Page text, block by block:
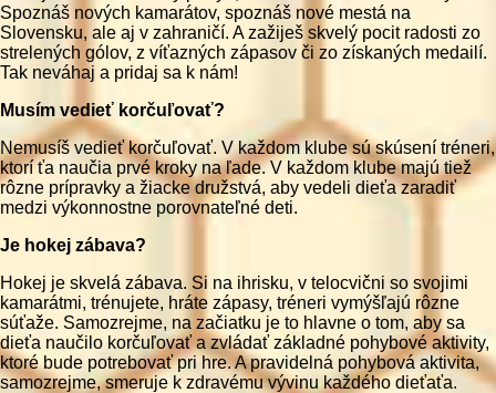
Spoznáš nových kamarátov, spoznáš nové mestá na
Slovensku, ale aj v zahraničí. A zažiješ skvelý pocit radosti zo
strelených gólov, z víťazných zápasov či zo získaných medailí.
Tak neváhaj a pridaj sa k nám!
Musím vedieť korčuľovať?
Nemusíš vedieť korčuľovať. V každom klube sú skúsení tréneri,
ktorí ťa naučia prvé kroky na ľade. V každom klube majú tiež
rôzne prípravky a žiacke družstvá, aby vedeli dieťa zaradiť
medzi výkonnostne porovnateľné deti.
Je hokej zábava?
Hokej je skvelá zábava. Si na ihrisku, v telocvični so svojimi
kamarátmi, trénujete, hráte zápasy, tréneri vymýšľajú rôzne
súťaže. Samozrejme, na začiatku je to hlavne o tom, aby sa
dieťa naučilo korčuľovať a zvládať základné pohybové aktivity,
ktoré bude potrebovať pri hre. A pravidelná pohybová aktivita,
samozrejme, smeruje k zdravému vývinu každého dieťaťa.